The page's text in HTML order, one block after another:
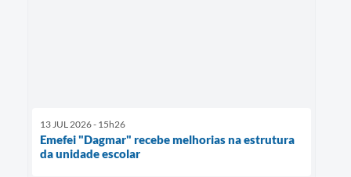
13 JUL 2026 - 15h26
Emefei "Dagmar" recebe melhorias na estrutura
da unidade escolar